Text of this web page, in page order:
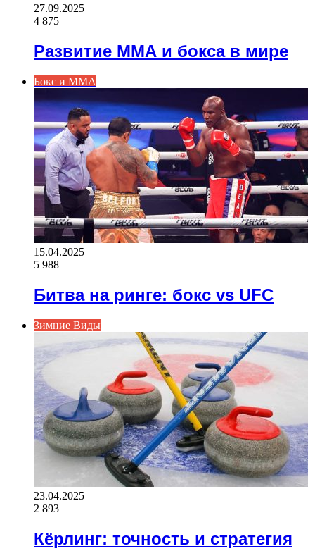
27.09.2025
4 875
Развитие ММА и бокса в мире
Бокс и ММА
15.04.2025
5 988
Битва на ринге: бокс vs UFC
Зимние Виды
23.04.2025
2 893
Кёрлинг: точность и стратегия